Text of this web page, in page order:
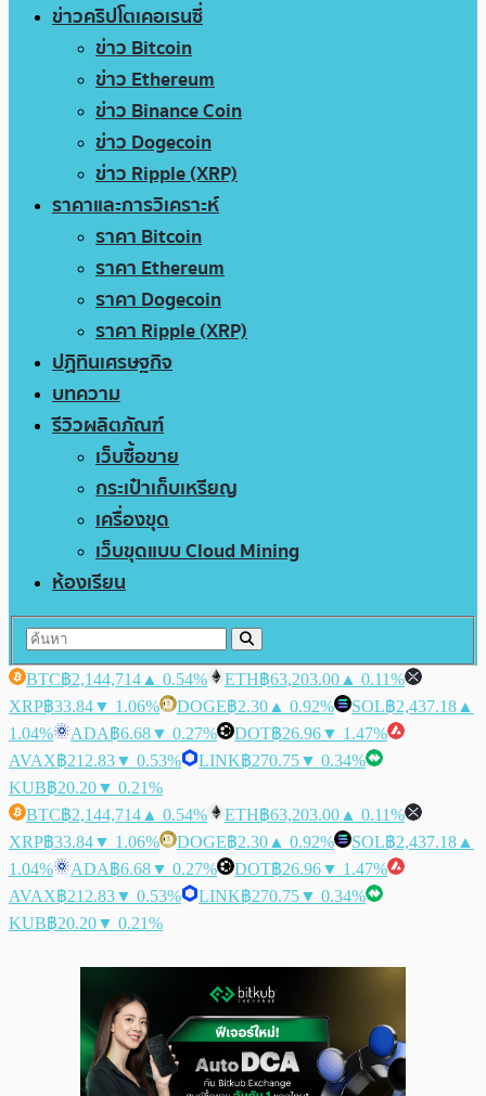
ข่าวคริปโตเคอเรนซี่
ข่าว Bitcoin
ข่าว Ethereum
ข่าว Binance Coin
ข่าว Dogecoin
ข่าว Ripple (XRP)
ราคาและการวิเคราะห์
ราคา Bitcoin
ราคา Ethereum
ราคา Dogecoin
ราคา Ripple (XRP)
ปฏิทินเศรษฐกิจ
บทความ
รีวิวผลิตภัณฑ์
เว็บซื้อขาย
กระเป๋าเก็บเหรียญ
เครื่องขุด
เว็บขุดแบบ Cloud Mining
ห้องเรียน
BTC฿2,144,714 ▲ 0.54% ETH฿63,203.00 ▲ 0.11%
XRP฿33.84▼ 1.06% DOGE฿2.30 ▲ 0.92% SOL฿2,437.18 ▲
1.04%
ADA฿6.68▼ 0.27% DOT฿26.96▼ 1.47%
AVAX฿212.83▼ 0.53% LINK฿270.75▼ 0.34%
KUB฿20.20▼ 0.21%
BTC฿2,144,714 ▲ 0.54% ETH฿63,203.00 ▲ 0.11%
XRP฿33.84▼ 1.06% DOGE฿2.30 ▲ 0.92% SOL฿2,437.18 ▲
1.04%
ADA฿6.68▼ 0.27% DOT฿26.96▼ 1.47%
AVAX฿212.83▼ 0.53% LINK฿270.75▼ 0.34%
KUB฿20.20▼ 0.21%